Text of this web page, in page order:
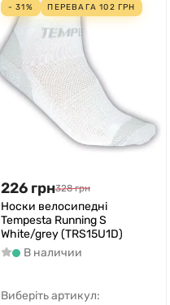
- 31% ПЕРЕВАГА102 ГРН
226 грн328 грн
Носки велосипедні
Tempesta Running S
White/grey (TRS15U1D)
В наличии
Виберіть артикул: